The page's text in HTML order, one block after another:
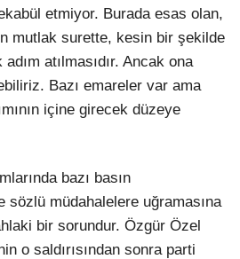
etmiyor. Burada esas olan,
mutlak surette, kesin bir şekilde
atılmasıdır. Ancak ona
Bazı emareler var ama
içine girecek düzeye
bazı basın
sözlü müdahalelere uğramasına
bir sorundur. Özgür Özel
o saldırısından sonra parti